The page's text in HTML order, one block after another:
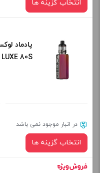
+
انتخاب گزینه ها
برای فعال شدن سبد خرید
+
LUXE 80S
در انبار موجود نمی باشد
انتخاب گزینه ها